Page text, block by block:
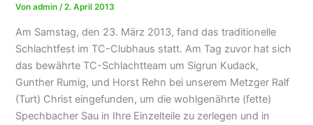
Vonadmin/2. April 2013
Am Samstag, den 23. März 2013, fand das traditionelle
Schlachtfest im TC-Clubhaus statt. Am Tag zuvor hat sich
das bewährte TC-Schlachtteam um Sigrun Kudack,
Gunther Rumig, und Horst Rehn bei unserem Metzger Ralf
(Turt) Christ eingefunden, um die wohlgenährte (fette)
Spechbacher Sau in Ihre Einzelteile zu zerlegen und in